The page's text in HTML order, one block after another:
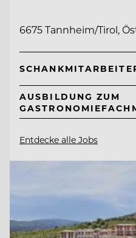
6675 Tannheim/Tirol,
AUSBILDUNG ZUM
Entdecke alle Jobs